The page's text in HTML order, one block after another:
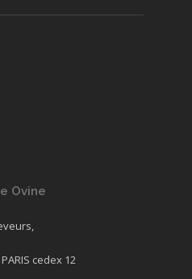
Ovine
cedex 12